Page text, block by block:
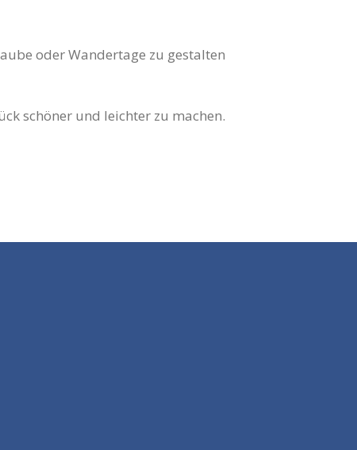
oder Wandertage zu gestalten
schöner und leichter zu machen.